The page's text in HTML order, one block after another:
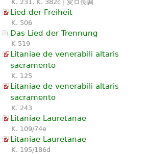
K. 231, K. 382c | 変ロ長調
Lied der Freiheit
K. 506
Das Lied der Trennung
K 519
Litaniae de venerabili altaris
sacramento
K. 125
Litaniae de venerabili altaris
sacramento
K. 243
Litaniae Lauretanae
K. 109/74e
Litaniae Lauretanae
K. 195/186d